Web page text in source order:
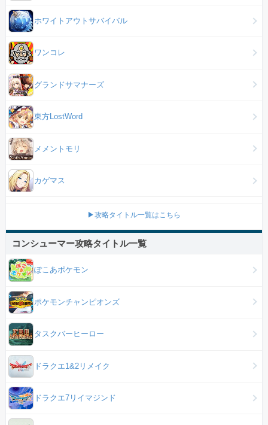
ホワイトアウトサバイバル
ワンコレ
グランドサマナーズ
東方LostWord
メメントモリ
カゲマス
▶攻略タイトル一覧はこちら
コンシューマー攻略タイトル一覧
ぽこあポケモン
ポケモンチャンピオンズ
タスクバーヒーロー
ドラクエ1&2リメイク
ドラクエ7リイマジンド